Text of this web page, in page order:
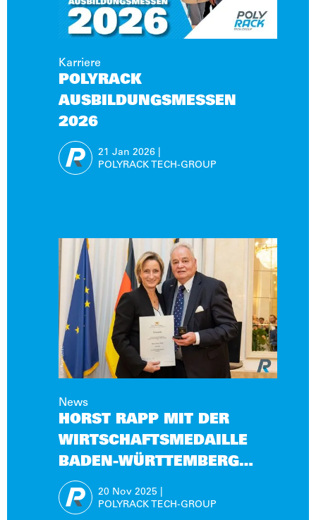
Karriere
POLYRACK
AUSBILDUNGSMESSEN
2026
21 Jan 2026
POLYRACK TECH-GROUP
News
HORST RAPP MIT DER
WIRTSCHAFTSMEDAILLE
BADEN-WÜRTTEMBERG
AUSGEZEICHNET
20 Nov 2025
POLYRACK TECH-GROUP